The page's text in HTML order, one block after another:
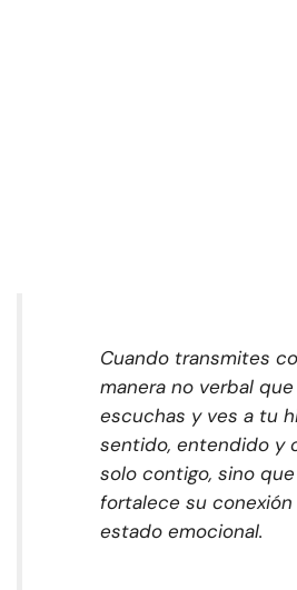
Cuando transmites
manera no verbal
escuchas y ves a tu
sentido, entendido y
solo contigo, sino
fortalece su
estado emocional.